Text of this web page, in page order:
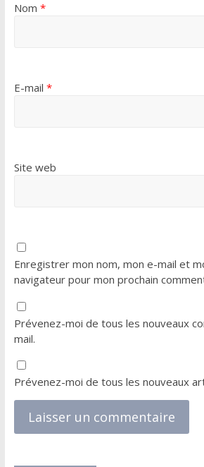
Nom *
E-mail *
Site web
Enregistrer mon nom, mon e-mail et
navigateur pour mon prochain
Prévenez-moi de tous les nouveaux
mail.
Prévenez-moi de tous les nouveaux